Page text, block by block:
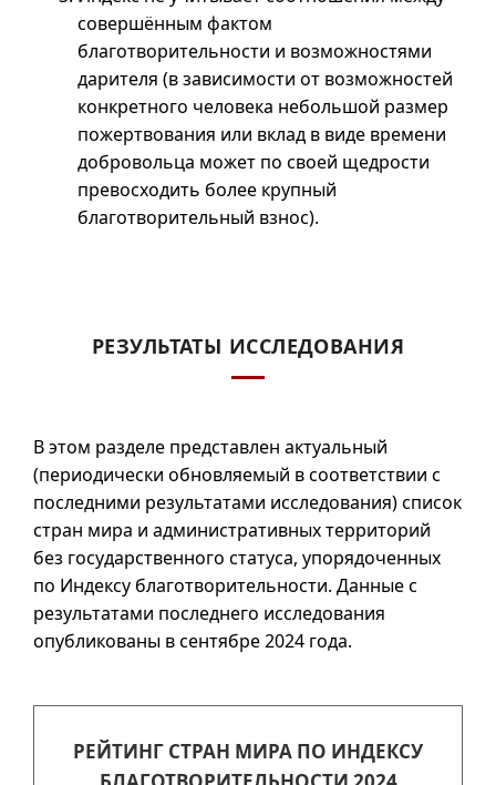
совершённым фактом
благотворительности и возможностями
дарителя (в зависимости от возможностей
конкретного человека небольшой размер
пожертвования или вклад в виде времени
добровольца может по своей щедрости
превосходить более крупный
благотворительный взнос).
РЕЗУЛЬТАТЫ ИССЛЕДОВАНИЯ
В этом разделе представлен актуальный
(периодически обновляемый в соответствии с
последними результатами исследования) список
стран мира и административных территорий
без государственного статуса, упорядоченных
по Индексу благотворительности. Данные с
результатами последнего исследования
опубликованы в сентябре 2024 года.
РЕЙТИНГ СТРАН МИРА ПО ИНДЕКСУ